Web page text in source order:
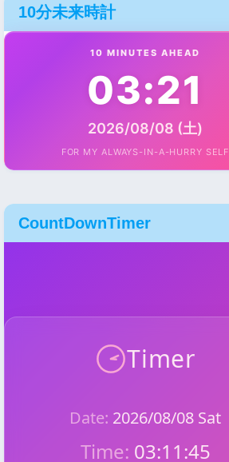
10分未来時計
10 MINUTES AHEAD
03:21
2026/08/08 (土)
FOR MY ALWAYS-IN-A-HURRY SELF
CountDownTimer